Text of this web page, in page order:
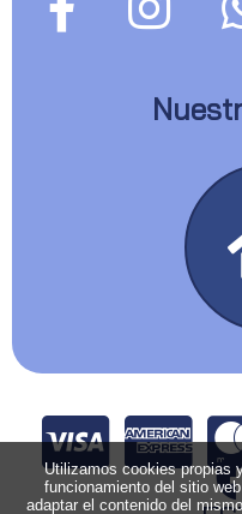
Utilizamos cookies propias
funcionamiento del sitio
adaptar el contenido del